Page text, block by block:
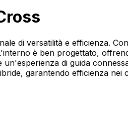
di versatilità e efficienza.
è ben progettato,
di guida
garantendo efficienza